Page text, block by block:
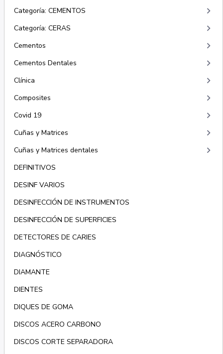
Categoría: CEMENTOS keyboard_arrow_right
Categoría: CERAS keyboard_arrow_right
Cementos keyboard_arrow_right
Cementos Dentales keyboard_arrow_right
Clínica keyboard_arrow_right
Composites keyboard_arrow_right
Covid 19 keyboard_arrow_right
Cuñas y Matrices keyboard_arrow_right
Cuñas y Matrices dentales keyboard_arrow_right
DEFINITIVOS
DESINF VARIOS
DESINFECCIÓN DE INSTRUMENTOS
DESINFECCIÓN DE SUPERFICIES
DETECTORES DE CARIES
DIAGNÓSTICO
DIAMANTE
DIENTES
DIQUES DE GOMA
DISCOS ACERO CARBONO
DISCOS CORTE SEPARADORA